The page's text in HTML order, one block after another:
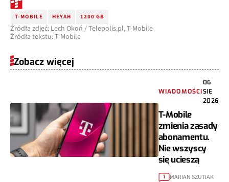
T-MOBILE HEYAH 1200 GB
Źródła zdjęć: Lech Okoń / Telepolis.pl, T-Mobile
Źródła tekstu: T-Mobile
Zobacz więcej
WIADOMOŚCI
06
SIE
2026
T-Mobile
zmienia zasady
abonamentu.
Nie wszyscy
się ucieszą
1 MARIAN SZUTIAK